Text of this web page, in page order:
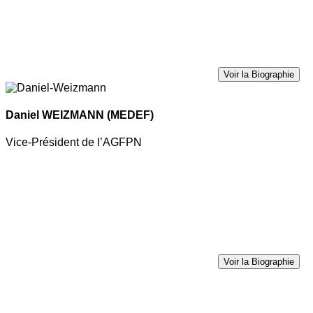
Voir la Biographie
Daniel WEIZMANN (MEDEF)
Vice-Président de l’AGFPN
Voir la Biographie